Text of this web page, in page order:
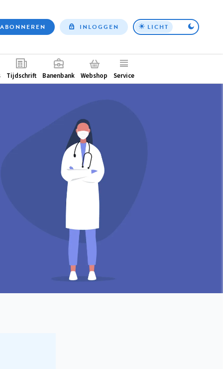
Top
ABONNEREN INLOGGEN LICHT
Tijdschrift Banenbank Webshop Service